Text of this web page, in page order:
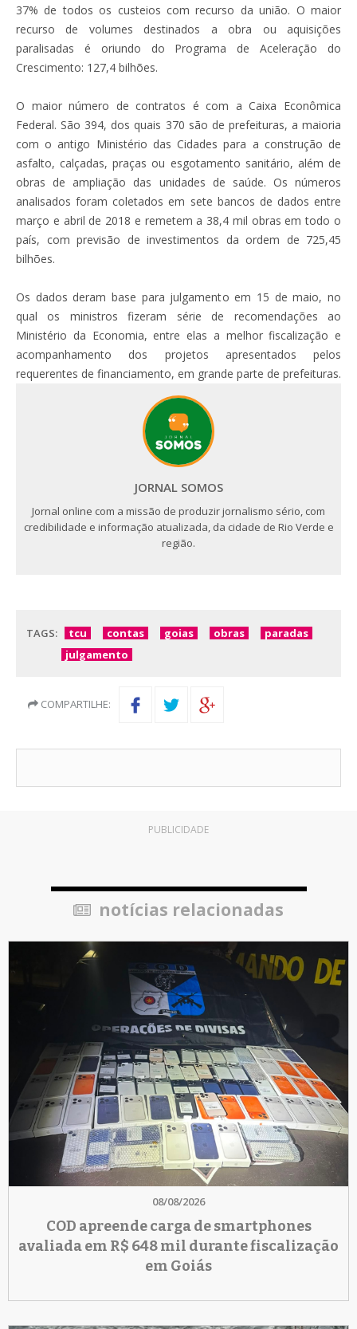
37% de todos os custeios com recurso da união. O maior
recurso de volumes destinados a obra ou aquisições
paralisadas é oriundo do Programa de Aceleração do
Crescimento: 127,4 bilhões.
O maior número de contratos é com a Caixa Econômica
Federal. São 394, dos quais 370 são de prefeituras, a maioria
com o antigo Ministério das Cidades para a construção de
asfalto, calçadas, praças ou esgotamento sanitário, além de
obras de ampliação das unidades de saúde. Os números
analisados foram coletados em sete bancos de dados entre
março e abril de 2018 e remetem a 38,4 mil obras em todo o
país, com previsão de investimentos da ordem de 725,45
bilhões.
Os dados deram base para julgamento em 15 de maio, no
qual os ministros fizeram série de recomendações ao
Ministério da Economia, entre elas a melhor fiscalização e
acompanhamento dos projetos apresentados pelos
requerentes de financiamento, em grande parte de prefeituras.
JORNAL SOMOS
Jornal online com a missão de produzir jornalismo sério, com
credibilidade e informação atualizada, da cidade de Rio Verde e
região.
TAGS: tcu contas goias obras
paradas
julgamento
COMPARTILHE:
PUBLICIDADE
notícias relacionadas
08/08/2026
COD apreende carga de smartphones
avaliada em R$ 648 mil durante fiscalização
em Goiás